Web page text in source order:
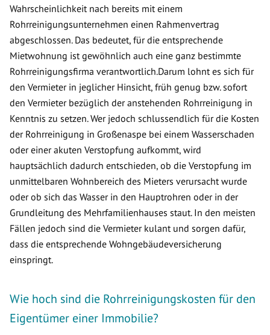
Wahrscheinlichkeit nach bereits mit einem
Rohrreinigungsunternehmen einen Rahmenvertrag
abgeschlossen. Das bedeutet, für die entsprechende
Mietwohnung ist gewöhnlich auch eine ganz bestimmte
Rohrreinigungsfirma verantwortlich.Darum lohnt es sich für
den Vermieter in jeglicher Hinsicht, früh genug bzw. sofort
den Vermieter bezüglich der anstehenden Rohrreinigung in
Kenntnis zu setzen. Wer jedoch schlussendlich für die Kosten
der Rohrreinigung in Großenaspe bei einem Wasserschaden
oder einer akuten Verstopfung aufkommt, wird
hauptsächlich dadurch entschieden, ob die Verstopfung im
unmittelbaren Wohnbereich des Mieters verursacht wurde
oder ob sich das Wasser in den Hauptrohren oder in der
Grundleitung des Mehrfamilienhauses staut. In den meisten
Fällen jedoch sind die Vermieter kulant und sorgen dafür,
dass die entsprechende Wohngebäudeversicherung
einspringt.
Wie hoch sind die Rohrreinigungskosten für den
Eigentümer einer Immobilie?